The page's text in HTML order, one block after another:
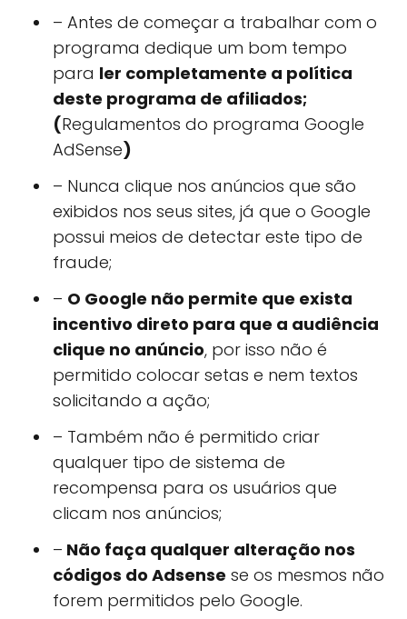
– Antes de começar a trabalhar com o
programa dedique um bom tempo
para ler completamente a política
deste programa de afiliados;
(Regulamentos do programa Google
AdSense)
– Nunca clique nos anúncios que são
exibidos nos seus sites, já que o Google
possui meios de detectar este tipo de
fraude;
– O Google não permite que exista
incentivo direto para que a audiência
clique no anúncio, por isso não é
permitido colocar setas e nem textos
solicitando a ação;
– Também não é permitido criar
qualquer tipo de sistema de
recompensa para os usuários que
clicam nos anúncios;
– Não faça qualquer alteração nos
códigos do Adsense se os mesmos não
forem permitidos pelo Google.